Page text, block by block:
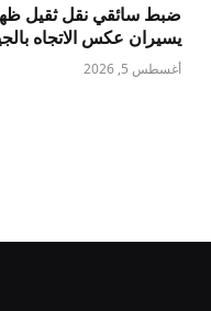
ضبط سائقي نقل ثقيل
يسيران عكس الاتجاه
أغسطس 5, 2026